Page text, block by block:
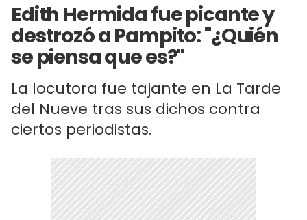
Edith Hermida fue picante y
destrozó a Pampito: "¿Quién
se piensa que es?"
La locutora fue tajante en La Tarde
del Nueve tras sus dichos contra
ciertos periodistas.